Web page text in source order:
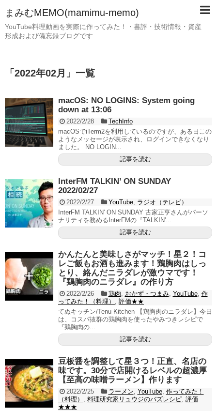
まみむMEMO(mamimu-memo)
YouTube料理動画を実際に作ってみた！・書評・技術情報・資産
形成および備忘録ブログです
「 2022年02月 」 一覧
macOS: NO LOGINS: System going
down at 13:06
2022/2/28
TechInfo
macOSでiTerm2を利用しているのですが、ある日この
ようなメッセージが表示され、ログインできなくなり
ました。 NO LOGIN...
記事を読む
InterFM TALKIN’ ON SUNDAY
2022/02/27
2022/2/27 YouTube, ラジオ（テレビ）
InterFM TALKIN' ON SUNDAY 古家正亨さんがパーソ
ナリティを務めるInterFMの『TALKIN'...
記事を読む
かんたんと美味しさがマッチ！星２！コ
レご飯もお酒も進みます！鶏胸肉はしっ
とり、絡んだニラダレが激ウマです！
『鶏胸肉のニラダレ』の作り方
2022/2/26 鶏肉 おかず・つまみ, YouTube, 作
ってみた！（料理）
評価★★
てぬキッチン/Tenu Kitchen 【鶏胸肉のニラダレ】今日
は、コスパ抜群の鶏胸肉を使ったやみつきレシピで
『鶏胸肉の...
記事を読む
豆板醤を調整して星３つ！正直、名店の
味です。30分で店開けるレベルの超濃厚
【至高の味噌ラーメン】作ります
2022/2/25 ラーメン YouTube, 作ってみた！
（料理）
料理研究家リュウジのバズレシピ 評価
★★★